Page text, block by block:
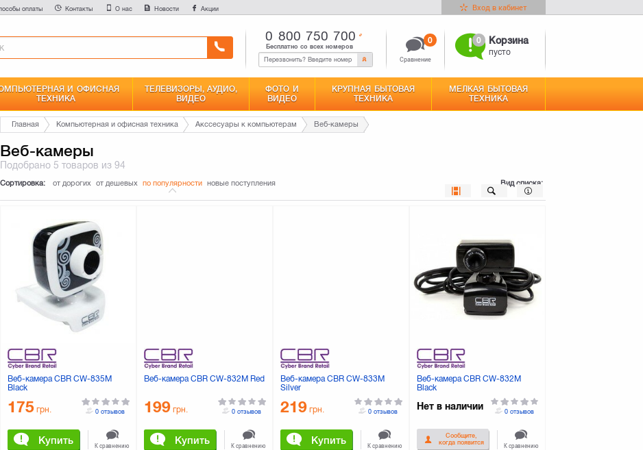
оплаты Контакты О нас Новости Акции Вход в кабинет
0 800 750 700
Бесплатно со всех номеров
Сравнение
0 0 Корзина
пусто
И ОФИСНАЯ
ТЕХНИКА
ТЕЛЕВИЗОРЫ, АУДИО,
ВИДЕО
ФОТО И
ВИДЕО
КРУПНАЯ БЫТОВАЯ
ТЕХНИКА
МЕЛКАЯ БЫТОВАЯ
ТЕХНИКА
Главная Компьютерная и офисная техника Акссесуары к компьютерам Веб-камеры
Веб-камеры
Подобрано5 товаров из 94
Сортировка: от дорогих от дешевых по популярности новые поступления Вид списка:
Веб-камера CBR CW-835M
Black
175 грн.
Купить
0 отзывов
К сравнению
Веб-камера CBR CW-832M Red
199 грн.
Купить
0 отзывов
К сравнению
Веб-камера CBR CW-833M
Silver
219 грн.
Купить
0 отзывов
К сравнению
Веб-камера CBR CW-832M
Black
Нет в наличии
Сообщите,
когда появится
0 отзывов
К сравнению